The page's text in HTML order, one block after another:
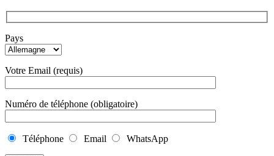
Pays
Votre Email (requis)
Numéro de téléphone (obligatoire)
Téléphone Email WhatsApp